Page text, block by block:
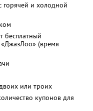
горячей и холодной
бесплатный
(время
или троих
купонов для